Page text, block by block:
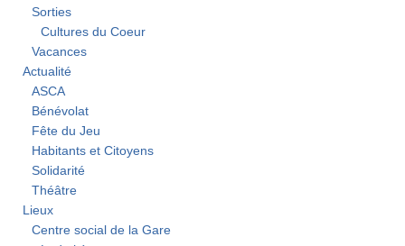
Sorties
Cultures du Coeur
Vacances
Actualité
ASCA
Bénévolat
Fête du Jeu
Habitants et Citoyens
Solidarité
Théâtre
Lieux
Centre social de la Gare